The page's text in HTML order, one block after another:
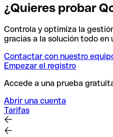
¿Quieres probar
Controla y optimiza la
gracias a la solución todo en
Contactar con nuestro
Empezar el registro
Accede a una prueba
Abrir una cuenta
Tarifas